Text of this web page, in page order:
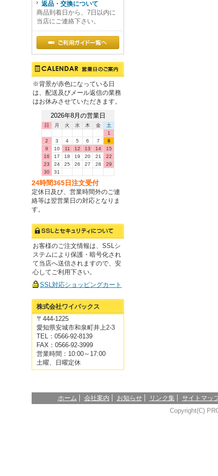
返品・交換について
商品到着日から、7日以内に
当店にご連絡下さい。
※背景が赤色になっている日
は、配送及びメール返信の業務
はお休みさせていただきます。
2026年8月の営業日
日 月 火 水 木 金
土
1
2
3 4 5 6 7
8
9
10 11 12 13 14
15
16
17 18 19 20 21
22
23
24 25 26 27 28
29
30
31
24時間365日注文受付
定休日及び、営業時間外のご連
絡等は翌営業日の対応となりま
す。
お客様のご注文情報は、SSLシ
ステムにより保護・暗号化され
て当店へ送信されますので、安
心してご利用下さい。
SSL対応ショッピングカート
株式会社ワイパックス
〒444-1225
愛知県安城市和泉町井上2-3
TEL：0566-92-8139
FAX：0566-92-3999
営業時間：10:00～17:00
土曜、日曜定休
ホーム 会社案内 お知らせ リンク集
サイトマッ
Copyright(C)